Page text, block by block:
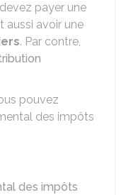
payer une
aussi avoir une
. Par contre,
pouvez
des impôts
des impôts